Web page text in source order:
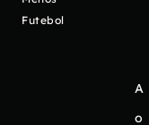
Futebol
A
o